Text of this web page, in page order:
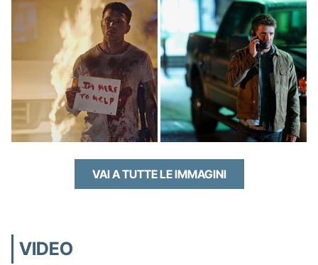
VAI A TUTTE LE IMMAGINI
VIDEO